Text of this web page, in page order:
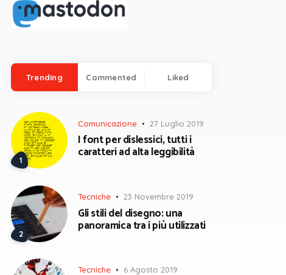
Trending Commented Liked
Comunicazione 27 Luglio 2019
I font per dislessici, tutti i
caratteri ad alta leggibilità
Tecniche 23 Novembre 2019
Gli stili del disegno: una
panoramica tra i più utilizzati
Tecniche 6 Agosto 2019